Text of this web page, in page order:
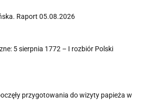
Raport 05.08.2026
5 sierpnia 1772 – I rozbiór Polski
przygotowania do wizyty papieża w